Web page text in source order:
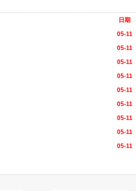
日期
05-11
05-11
05-11
05-11
05-11
05-11
05-11
05-11
05-11